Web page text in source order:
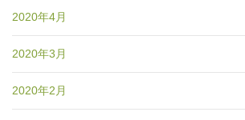
2020年4月
2020年3月
2020年2月